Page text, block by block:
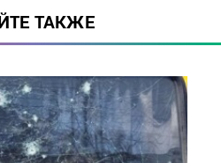
ТАКЖЕ